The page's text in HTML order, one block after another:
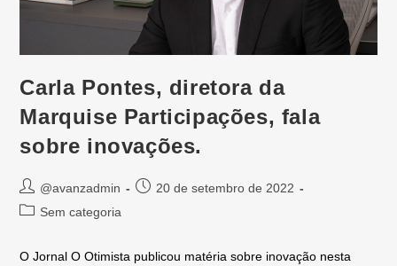
Carla Pontes, diretora da
Marquise Participações, fala
sobre inovações.
@avanzadmin
20 de setembro de 2022
Sem categoria
O Jornal O Otimista publicou matéria sobre inovação nesta